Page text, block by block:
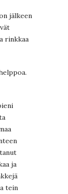
jälkeen
rinkkaa
ja
tein